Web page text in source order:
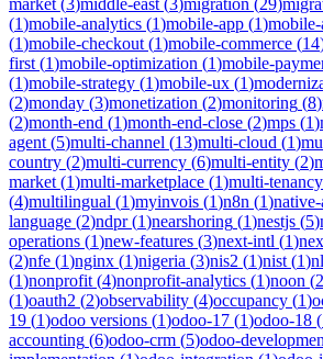
(1)mobile-analytics (1)mobile-app (1)mobile-
(1)mobile-checkout (1)mobile-commerce (14
first (1)mobile-optimization (1)mobile-
(1)mobile-strategy (1)mobile-ux (1)
(2)monday (3)monetization (2)monitoring (8)
(2)month-end (1)month-end-close (2)mps (1)
agent (5)multi-channel (13)multi-cloud (1)
country (2)multi-currency (6)multi-entity (2)
market (1)multi-marketplace (1)multi-tenancy
(4)multilingual (1)myinvois (1)n8n (1)
language (2)ndpr(1)nearshoring (1)nestjs (5)
operations (1)new-features (3)next-intl (1)
(2)nfe (1)nginx (1)nigeria (3)nis2 (1)nist (1)
(1)nonprofit (4)nonprofit-analytics (1)noon (2
(1)oauth2 (2)observability (4)occupancy (1)
19 (1)odoo versions (1)odoo-17 (1)odoo-18 (
accounting (6)odoo-crm (5)odoo-